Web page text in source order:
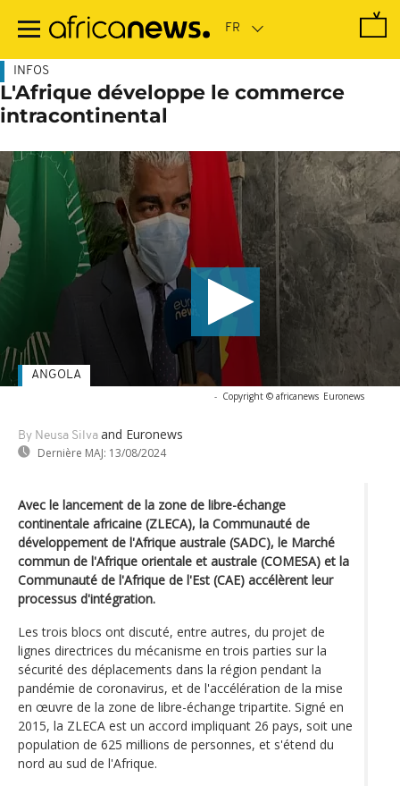
contenu
INFOS
L'Afrique développe le commerce
intracontinental
- Copyright © africanews Euronews
By Neusa Silva and Euronews
Dernière MAJ: 13/08/2024
ANGOLA
Avec le lancement de la zone de libre-échange
continentale africaine (ZLECA), la Communauté de
développement de l'Afrique australe (SADC), le Marché
commun de l'Afrique orientale et australe (COMESA) et la
Communauté de l'Afrique de l'Est (CAE) accélèrent leur
processus d'intégration.
Les trois blocs ont discuté, entre autres, du projet de
lignes directrices du mécanisme en trois parties sur la
sécurité des déplacements dans la région pendant la
pandémie de coronavirus, et de l'accélération de la mise
en œuvre de la zone de libre-échange tripartite. Signé en
2015, la ZLECA est un accord impliquant 26 pays, soit une
population de 625 millions de personnes, et s'étend du
nord au sud de l'Afrique.